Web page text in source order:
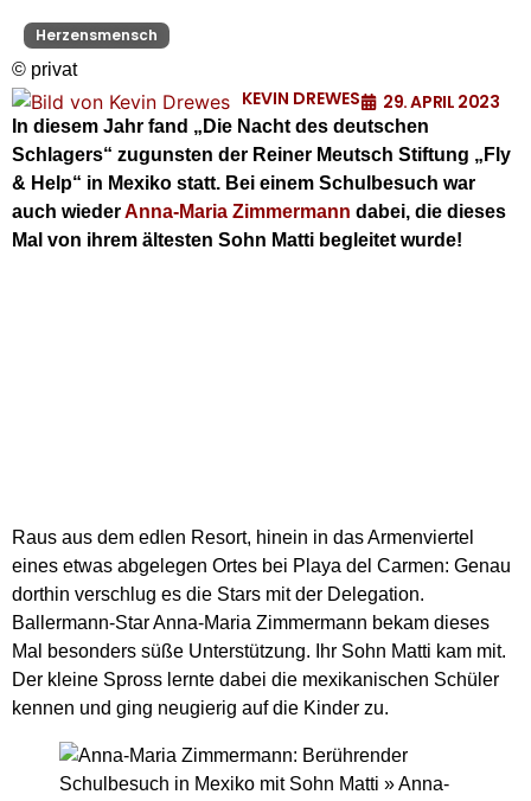
Herzensmensch
© privat
KEVIN DREWES 29. APRIL 2023
In diesem Jahr fand „Die Nacht des deutschen
Schlagers“ zugunsten der Reiner Meutsch Stiftung „Fly
& Help“ in Mexiko statt. Bei einem Schulbesuch war
auch wiederAnna-Maria Zimmermann dabei, die dieses
Mal von ihrem ältesten Sohn Matti begleitet wurde!
Raus aus dem edlen Resort, hinein in das Armenviertel
eines etwas abgelegen Ortes bei Playa del Carmen: Genau
dorthin verschlug es die Stars mit der Delegation.
Ballermann-Star Anna-Maria Zimmermann bekam dieses
Mal besonders süße Unterstützung. Ihr Sohn Matti kam mit.
Der kleine Spross lernte dabei die mexikanischen Schüler
kennen und ging neugierig auf die Kinder zu.